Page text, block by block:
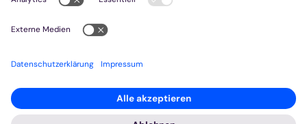
+49 241 452-0
kommunikation@bistum-aachen.de
www.bistum-aachen.de